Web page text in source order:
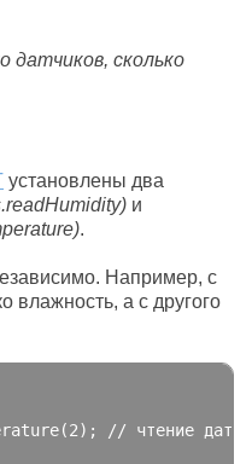
датчиков, сколько
установлены два
и
.
Например, с
влажность, а с другого
(2);
// чтение